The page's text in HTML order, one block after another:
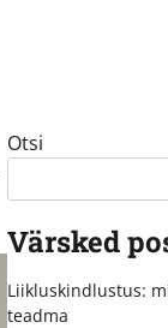
Otsi
Värsked
Liikluskindlustus:
teadma